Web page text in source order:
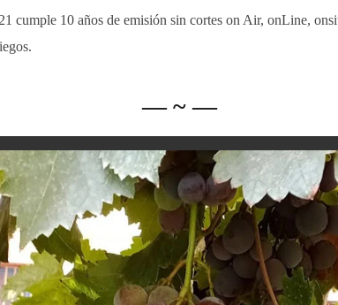
cumple 10 años de emisión sin cortes on Air, onLine,
— ~ —